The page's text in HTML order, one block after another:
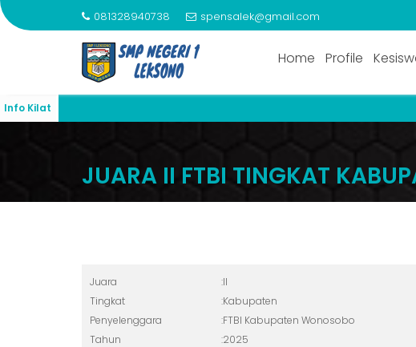
081328940738 spensalek@gmail.com
Home Profile
Info Kilat
JUARA II FTBI TINGKAT
Juara :II
Tingkat
:Kabupaten
Penyelenggara
:FTBI Kabupaten Wonosobo
Tahun
:2025